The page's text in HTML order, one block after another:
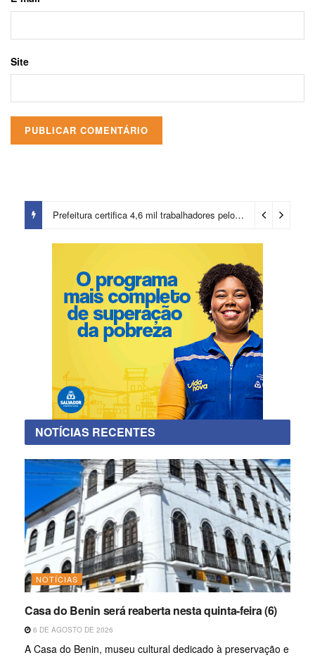
Site
Prefeitura certifica 4,6 mil trabalhadores pelo programa Treinar para Empregar e realiza Feirão de Empregabilidade
NOTÍCIAS RECENTES
NOTÍCIAS
Casa do Benin será reaberta nesta quinta-feira (6)
6 DE AGOSTO DE 2026
A Casa do Benin, museu cultural dedicado à preservação e